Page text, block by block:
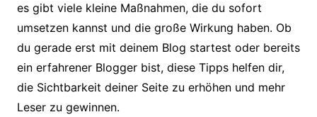
es gibt viele kleine Maßnahmen, die du sofort
umsetzen kannst und die große Wirkung haben. Ob
du gerade erst mit deinem Blog startest oder bereits
ein erfahrener Blogger bist, diese Tipps helfen dir,
die Sichtbarkeit deiner Seite zu erhöhen und mehr
Leser zu gewinnen.